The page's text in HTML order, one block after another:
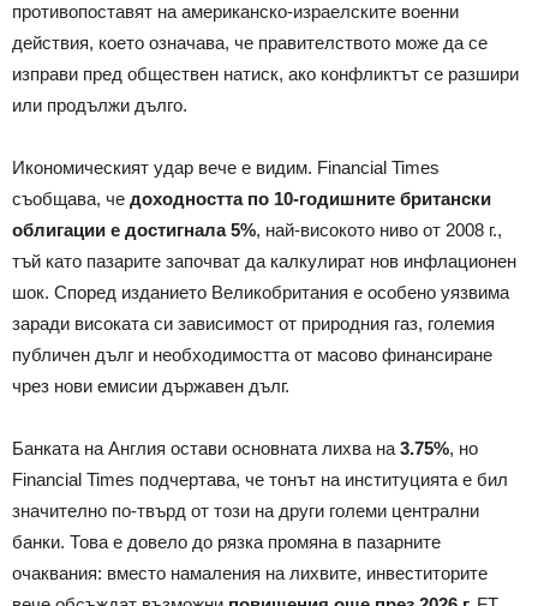
противопоставят на американско-израелските военни
действия, което означава, че правителството може да се
изправи пред обществен натиск, ако конфликтът се разшири
или продължи дълго.
Икономическият удар вече е видим. Financial Times
съобщава, че доходността по 10-годишните британски
облигации е достигнала 5%, най-високото ниво от 2008 г.,
тъй като пазарите започват да калкулират нов инфлационен
шок. Според изданието Великобритания е особено уязвима
заради високата си зависимост от природния газ, големия
публичен дълг и необходимостта от масово финансиране
чрез нови емисии държавен дълг.
Банката на Англия остави основната лихва на 3.75%, но
Financial Times подчертава, че тонът на институцията е бил
значително по-твърд от този на други големи централни
банки. Това е довело до рязка промяна в пазарните
очаквания: вместо намаления на лихвите, инвеститорите